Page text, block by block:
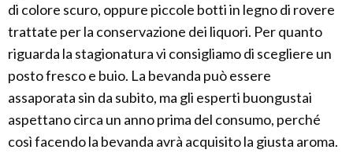
di colore scuro, oppure piccole botti in legno di rovere
trattate per la conservazione dei liquori. Per quanto
riguarda la stagionatura vi consigliamo di scegliere un
posto fresco e buio. La bevanda può essere
assaporata sin da subito, ma gli esperti buongustai
aspettano circa un anno prima del consumo, perché
così facendo la bevanda avrà acquisito la giusta aroma.